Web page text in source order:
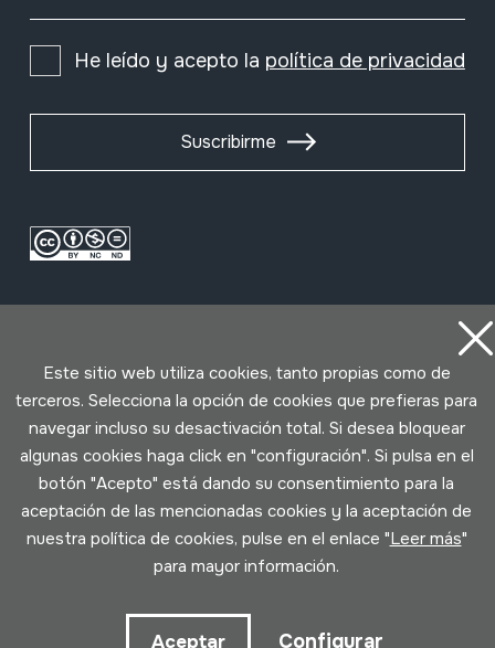
He leído y acepto la política de privacidad
Suscribirme
Condiciones de uso
Política de privacidad
Política de cookies
Desarrollado por Lotura
Este sitio web utiliza cookies, tanto propias como de
terceros. Selecciona la opción de cookies que prefieras para
navegar incluso su desactivación total. Si desea bloquear
algunas cookies haga click en "configuración". Si pulsa en el
botón "Acepto" está dando su consentimiento para la
aceptación de las mencionadas cookies y la aceptación de
nuestra política de cookies, pulse en el enlace "Leer más"
para mayor información.
Aceptar Configurar